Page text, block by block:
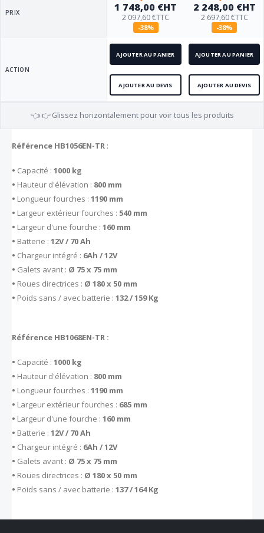
PRIX 1 748,00 €HT
2 097,60 €TTC
-38%
2 248,00 €HT
2 697,60 €TTC
-38%
ACTION
AJOUTER AU PANIER
AJOUTER AU DEVIS
AJOUTER AU PANIER
AJOUTER AU DEVIS
👈 👉 Glissez horizontalement pour voir tous les produits
Référence HB1056EN-TR :
• Capacité : 1000 kg
• Hauteur d'élévation : 800 mm
• Longueur fourches : 1190 mm
• Largeur extérieur fourches : 540 mm
• Largeur d'une fourche : 160 mm
• Batterie : 12V / 70 Ah
• Chargeur intégré : 6Ah / 12V
• Galets avant : Ø 75 x 75 mm
• Roues directrices : Ø 180 x 50 mm
• Poids sans / avec batterie : 132 / 159 Kg
Référence HB1068EN-TR :
• Capacité : 1000 kg
• Hauteur d'élévation : 800 mm
• Longueur fourches : 1190 mm
• Largeur extérieur fourches : 685 mm
• Largeur d'une fourche : 160 mm
• Batterie : 12V / 70 Ah
• Chargeur intégré : 6Ah / 12V
• Galets avant : Ø 75 x 75 mm
• Roues directrices : Ø 180 x 50 mm
• Poids sans / avec batterie : 137 / 164 Kg